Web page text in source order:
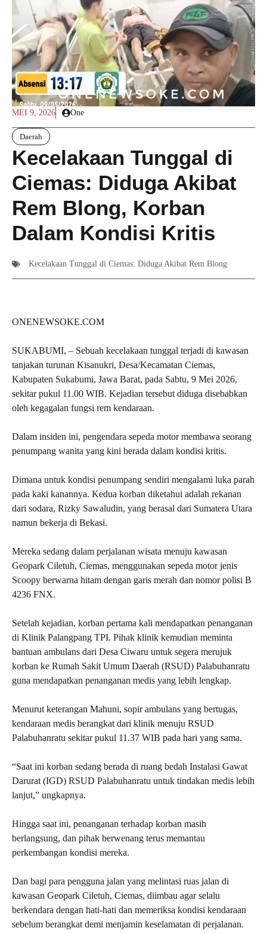
MEI 9, 2026 One
Daerah
Kecelakaan Tunggal di
Ciemas: Diduga Akibat
Rem Blong, Korban
Dalam Kondisi Kritis
Kecelakaan Tunggal di Ciemas: Diduga Akibat Rem Blong
ONENEWSOKE.COM
SUKABUMI, – Sebuah kecelakaan tunggal terjadi di kawasan
tanjakan turunan Kisanukri, Desa/Kecamatan Ciemas,
Kabupaten Sukabumi, Jawa Barat, pada Sabtu, 9 Mei 2026,
sekitar pukul 11.00 WIB. Kejadian tersebut diduga disebabkan
oleh kegagalan fungsi rem kendaraan.
Dalam insiden ini, pengendara sepeda motor membawa seorang
penumpang wanita yang kini berada dalam kondisi kritis.
Dimana untuk kondisi penumpang sendiri mengalami luka parah
pada kaki kanannya. Kedua korban diketahui adalah rekanan
dari sodara, Rizky Sawaludin, yang berasal dari Sumatera Utara
namun bekerja di Bekasi.
Mereka sedang dalam perjalanan wisata menuju kawasan
Geopark Ciletuh, Ciemas, menggunakan sepeda motor jenis
Scoopy berwarna hitam dengan garis merah dan nomor polisi B
4236 FNX.
Setelah kejadian, korban pertama kali mendapatkan penanganan
di Klinik Palangpang TPI. Pihak klinik kemudian meminta
bantuan ambulans dari Desa Ciwaru untuk segera merujuk
korban ke Rumah Sakit Umum Daerah (RSUD) Palabuhanratu
guna mendapatkan penanganan medis yang lebih lengkap.
Menurut keterangan Mahuni, sopir ambulans yang bertugas,
kendaraan medis berangkat dari klinik menuju RSUD
Palabuhanratu sekitar pukul 11.37 WIB pada hari yang sama.
“Saat ini korban sedang berada di ruang bedah Instalasi Gawat
Darurat (IGD) RSUD Palabuhanratu untuk tindakan medis lebih
lanjut,” ungkapnya.
Hingga saat ini, penanganan terhadap korban masih
berlangsung, dan pihak berwenang terus memantau
perkembangan kondisi mereka.
Dan bagi para pengguna jalan yang melintasi ruas jalan di
kawasan Geopark Ciletuh, Ciemas, diimbau agar selalu
berkendara dengan hati-hati dan memeriksa kondisi kendaraan
sebelum berangkat demi menjamin keselamatan di perjalanan.